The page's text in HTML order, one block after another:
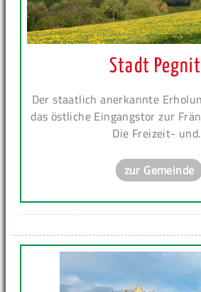
Stadt
Der staatlich anerkannte
das östliche Eingangstor zur
Die Freizeit-
zur Gemeinde